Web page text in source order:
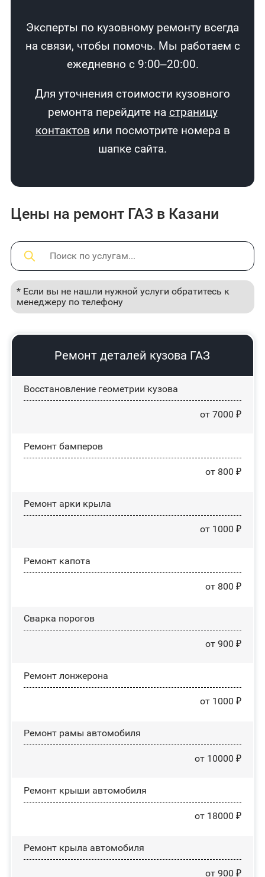
Эксперты по кузовному ремонту всегда
на связи, чтобы помочь. Мы работаем с
ежедневно с 9:00–20:00.
Для уточнения стоимости кузовного
ремонта перейдите на страницу
контактов или посмотрите номера в
шапке сайта.
Цены на ремонт ГАЗ в Казани
* Если вы не нашли нужной услуги обратитесь к
менеджеру по телефону
Ремонт деталей кузова ГАЗ
Восстановление геометрии кузова
от 7000 ₽
Ремонт бамперов
от 800 ₽
Ремонт арки крыла
от 1000 ₽
Ремонт капота
от 800 ₽
Сварка порогов
от 900 ₽
Ремонт лонжерона
от 1000 ₽
Ремонт рамы автомобиля
от 10000 ₽
Ремонт крыши автомобиля
от 18000 ₽
Ремонт крыла автомобиля
от 900 ₽